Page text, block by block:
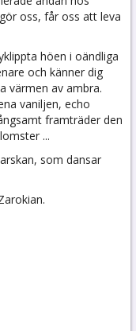
oss, får oss att leva
höen i oändliga
och känner dig
värmen av ambra.
vaniljen, echo
framträder den
...
som dansar